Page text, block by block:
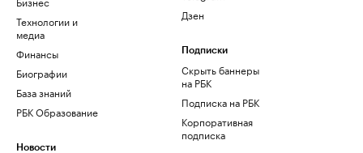
Технологии и
медиа
Финансы
Биографии
База знаний
РБК Образование
Новости
Дзен
Подписки
Скрыть баннеры
на РБК
Подписка на РБК
Корпоративная
подписка